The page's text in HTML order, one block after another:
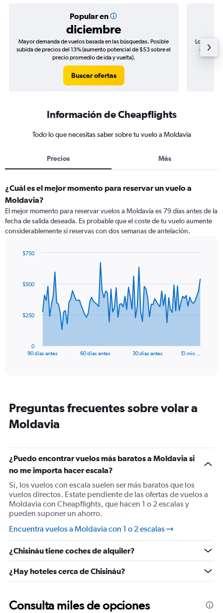
Popular en
diciembre
Mayor demanda de vuelos basada en las búsquedas. Posible
subida de precios del 13% (aumento potencial de $53 sobre el
precio promedio de ida y vuelta).
Buscar ofertas
Los
de
Información de Cheapflights
Todo lo que necesitas saber sobre tu vuelo a Moldavia
Precios Más
¿Cuál es el mejor momento para reservar un vuelo a
Moldavia?
El mejor momento para reservar vuelos a Moldavia es 79 días antes de la
fecha de salida deseada. Es probable que el coste de tu vuelo aumente
considerablemente si reservas con dos semanas de antelación.
data
The
categories.
The
chart
1
Y
displaying
values.
Range:
0
to
90 días antes 60 días antes 30 días antes El mis…
0
$250
$500
$750
Preguntas frecuentes sobre volar a
Moldavia
¿Puedo encontrar vuelos más baratos a Moldavia si
no me importa hacer escala?
Sí, los vuelos con escala suelen ser más baratos que los
vuelos directos. Estate pendiente de las ofertas de vuelos a
Moldavia con Cheapflights, que hacen 1 o 2 escalas y
pueden suponer un ahorro.
Encuentra vuelos a Moldavia con 1 o 2 escalas
¿Chisináu tiene coches de alquiler?
¿Hay hoteles cerca de Chisináu?
Consulta miles de opciones